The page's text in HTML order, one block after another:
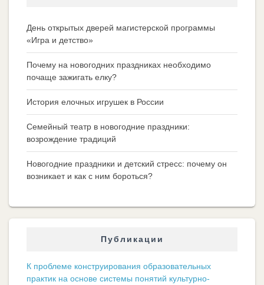
День открытых дверей магистерской программы
«Игра и детство»
Почему на новогодних праздниках необходимо
почаще зажигать елку?
История елочных игрушек в России
Семейный театр в новогодние праздники:
возрождение традиций
Новогодние праздники и детский стресс: почему он
возникает и как с ним бороться?
Публикации
К проблеме конструирования образовательных
практик на основе системы понятий культурно-